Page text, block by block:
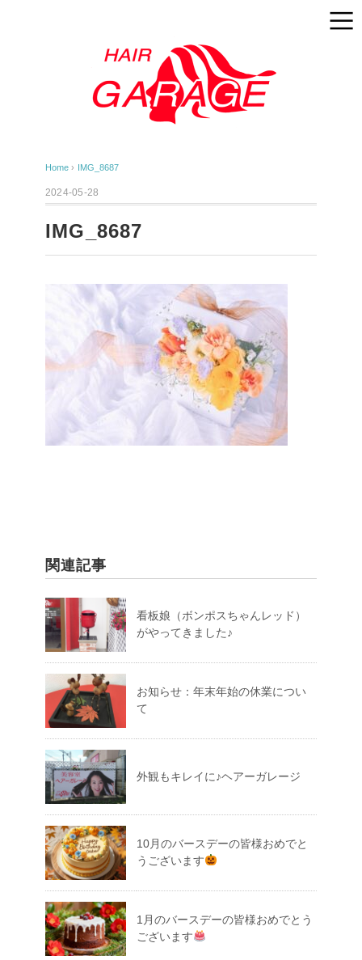
Home › IMG_8687
2024-05-28
IMG_8687
関連記事
看板娘（ボンポスちゃんレッド）
がやってきました♪
お知らせ：年末年始の休業につい
て
外観もキレイに♪ヘアーガレージ
10月のバースデーの皆様おめでと
うございます
1月のバースデーの皆様おめでとう
ございます